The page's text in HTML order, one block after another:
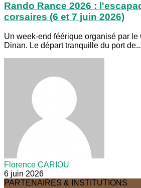
Rando Rance 2026 :
corsaires (6 et 7 juin 2026)
Un week-end féérique organisé par
Dinan. Le départ tranquille du port de...
Florence CARIOU
6 juin 2026
PARTENAIRES & INSTITUTIONS